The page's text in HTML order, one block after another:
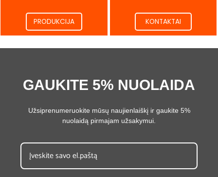
PRODUKCIJA KONTAKTAI
GAUKITE 5% NUOLAIDA
Užsiprenumeruokite mūsų naujienlaiškį ir gaukite 5%
nuolaidą pirmajam užsakymui.